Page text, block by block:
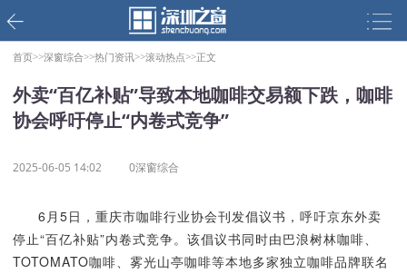
首页>>深窗综合>>热门资讯>>滚动热点>>正文
外卖“百亿补贴”导致本地咖啡交易额下跌，咖啡
协会呼吁停止“内卷式竞争”
2025-06-05 14:02 0深窗综合
6月5日，重庆市咖啡行业协会刊发倡议书，呼吁京东外卖
停止“百亿补贴”内卷式竞争。该倡议书同时由巴浪树林咖啡、
TOTOMATO咖啡、雾光山亭咖啡等本地多家独立咖啡品牌联名